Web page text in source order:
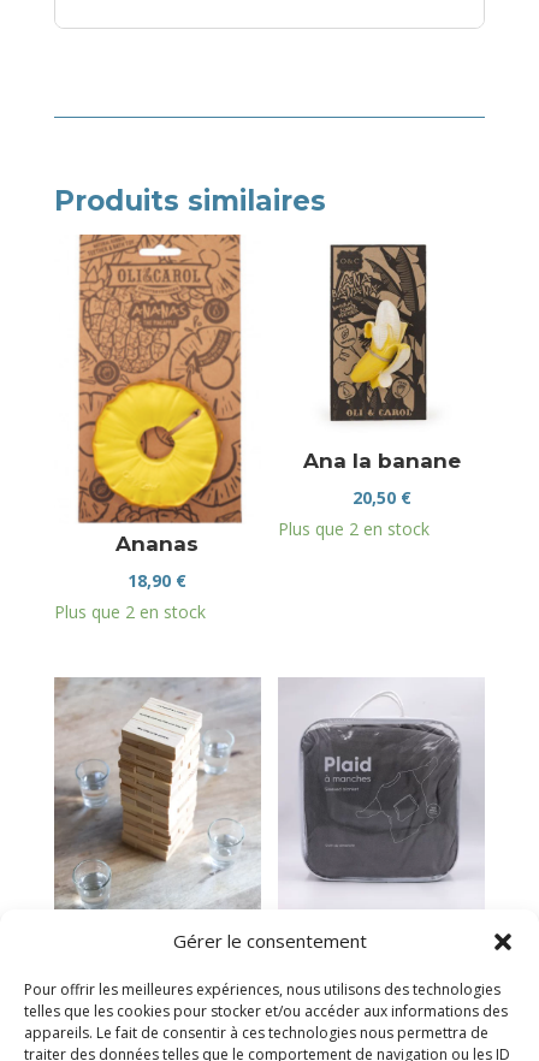
Gérer le consentement
Pour offrir les meilleures expériences, nous utilisons des technologies
telles que les cookies pour stocker et/ou accéder aux informations des
appareils. Le fait de consentir à ces technologies nous permettra de
traiter des données telles que le comportement de navigation ou les ID
Produits similaires
Ananas
18,90 €
Plus que 2 en stock
Ana la banane
20,50 €
Plus que 2 en stock
Jeu à boire la tour
infernale
19,95€
Victime de son succès
gris
37,95€
En stock